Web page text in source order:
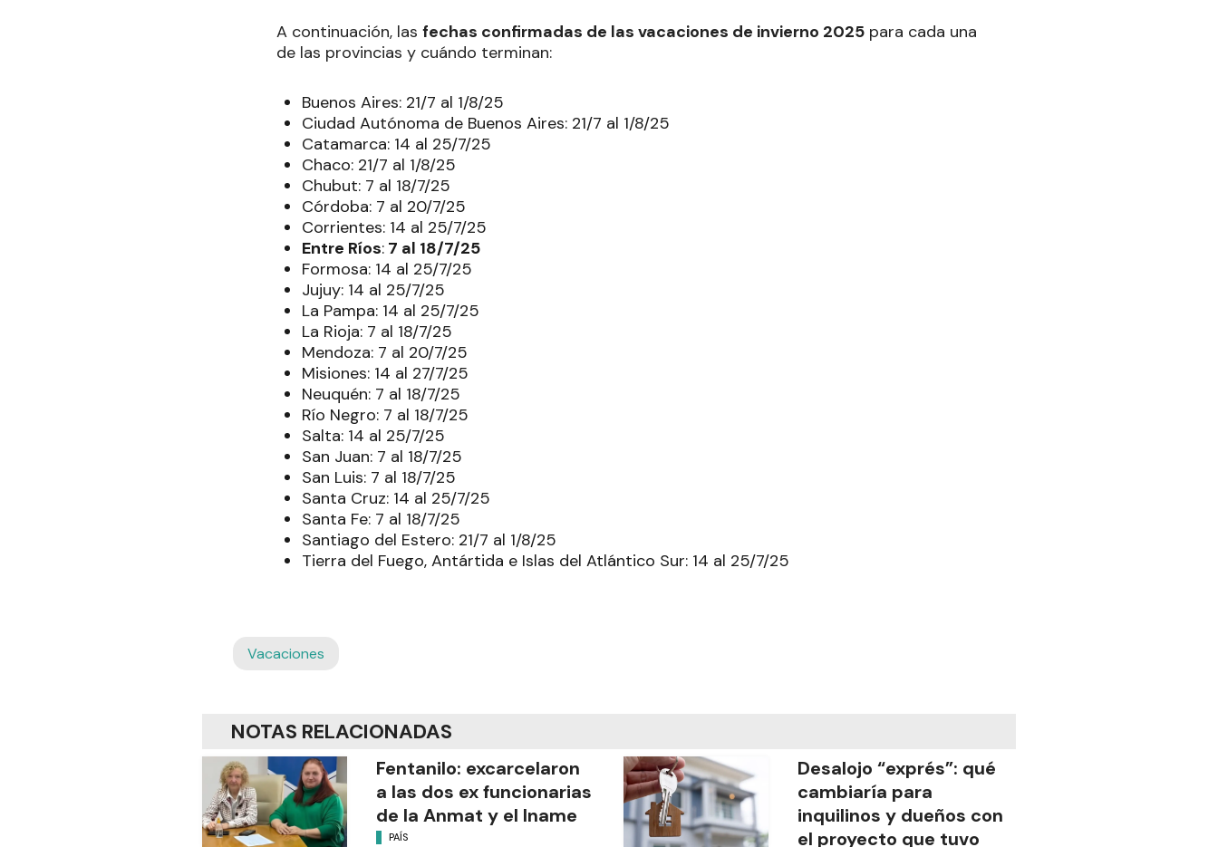
A continuación, las fechas confirmadas de las vacaciones de invierno 2025 para cada una
de las provincias y cuándo terminan:
Buenos Aires: 21/7 al 1/8/25
Ciudad Autónoma de Buenos Aires: 21/7 al 1/8/25
Catamarca: 14 al 25/7/25
Chaco: 21/7 al 1/8/25
Chubut: 7 al 18/7/25
Córdoba: 7 al 20/7/25
Corrientes: 14 al 25/7/25
Entre Ríos: 7 al 18/7/25
Formosa: 14 al 25/7/25
Jujuy: 14 al 25/7/25
La Pampa: 14 al 25/7/25
La Rioja: 7 al 18/7/25
Mendoza: 7 al 20/7/25
Misiones: 14 al 27/7/25
Neuquén: 7 al 18/7/25
Río Negro: 7 al 18/7/25
Salta: 14 al 25/7/25
San Juan: 7 al 18/7/25
San Luis: 7 al 18/7/25
Santa Cruz: 14 al 25/7/25
Santa Fe: 7 al 18/7/25
Santiago del Estero: 21/7 al 1/8/25
Tierra del Fuego, Antártida e Islas del Atlántico Sur: 14 al 25/7/25
Vacaciones
NOTAS RELACIONADAS
Fentanilo: excarcelaron
a las dos ex funcionarias
de la Anmat y el Iname
PAÍS
Desalojo “exprés”: qué
cambiaría para
inquilinos y dueños con
el proyecto que tuvo